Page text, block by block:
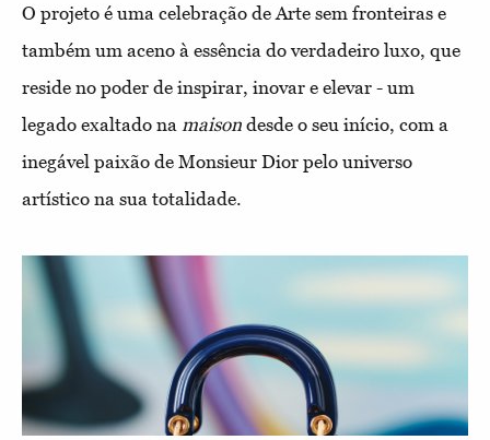
O projeto é uma celebração de Arte sem fronteiras e
também um aceno à essência do verdadeiro luxo, que
reside no poder de inspirar, inovar e elevar - um
legado exaltado na maison desde o seu início, com a
inegável paixão de Monsieur Dior pelo universo
artístico na sua totalidade.